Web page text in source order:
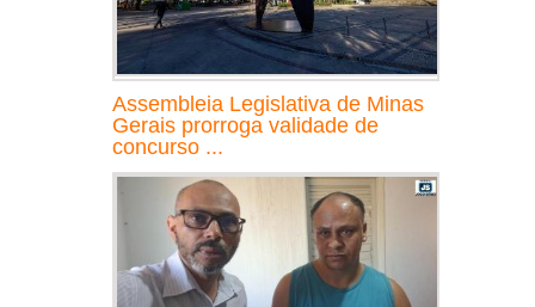
Assembleia Legislativa de Minas
Gerais prorroga validade de
concurso ...